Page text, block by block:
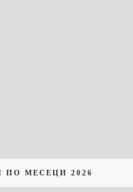
ПО МЕСЕЦИ 2026